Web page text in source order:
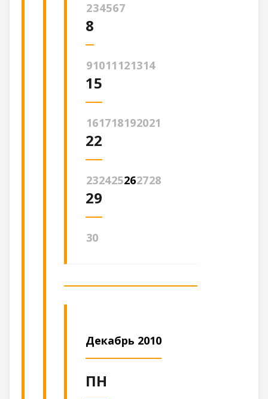
234567
8
91011121314
15
161718192021
22
232425262728
29
30
Декабрь 2010
ПН